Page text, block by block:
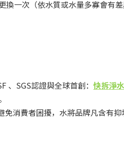
一次（依水質或水量多寡會有差
、SGS認證與全球首創： 快拆淨
消費者困擾，水將品牌凡含有